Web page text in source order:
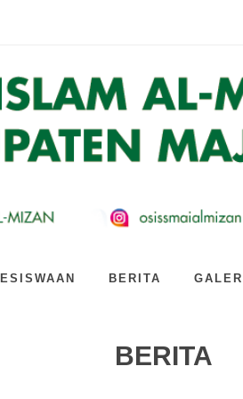
Intip keser...
Yang Lain: Main ...
Gandeng...
Kedua PLS SM...
Cetak Gener...
SMA ISLAM AL-MIZAN...
Al-Mizan Jat...
BERITA GALERI
BERITA